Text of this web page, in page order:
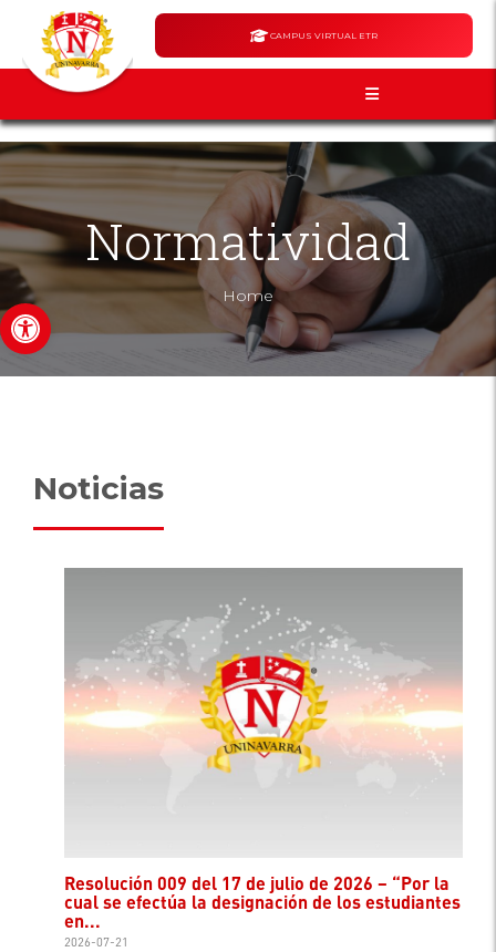
Abrir barra de herramientas
CAMPUS VIRTUAL ETR
Normatividad
Home
Noticias
Resolución 009 del 17 de julio de 2026 – “Por la
cual se efectúa la designación de los estudiantes
en...
2026-07-21